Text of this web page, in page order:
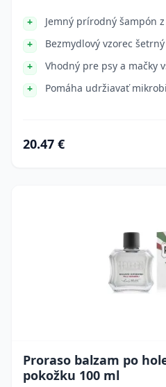
Jemný prírodný šampón
Bezmydlový vzorec
Vhodný pre psy a mačky
Pomáha udržiavať
20.47 €
Proraso balzam po
pokožku 100 ml